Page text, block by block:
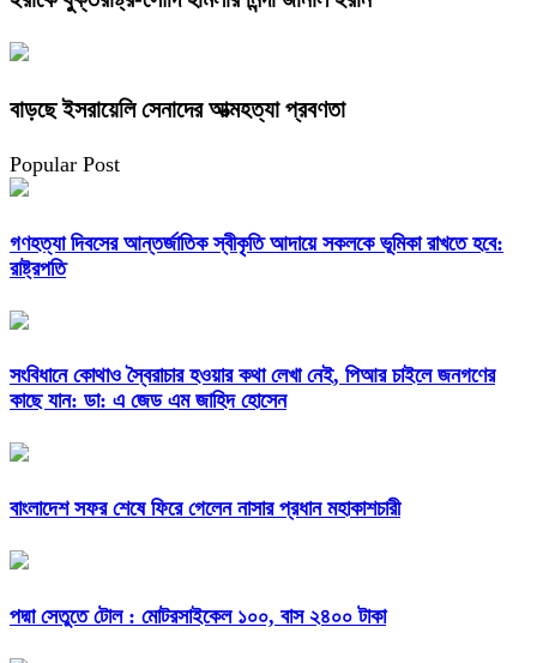
বাড়ছে ইসরায়েলি সেনাদের আত্মহত্যা প্রবণতা
Popular Post
গণহত্যা দিবসের আন্তর্জাতিক স্বীকৃতি আদায়ে সকলকে ভূমিকা রাখতে হবে:
রাষ্ট্রপতি
সংবিধানে কোথাও স্বৈরাচার হওয়ার কথা লেখা নেই, পিআর চাইলে জনগণের
কাছে যান: ডা: এ জেড এম জাহিদ হোসেন
বাংলাদেশ সফর শেষে ফিরে গেলেন নাসার প্রধান মহাকাশচারী
পদ্মা সেতুতে টোল : মোটরসাইকেল ১০০, বাস ২৪০০ টাকা